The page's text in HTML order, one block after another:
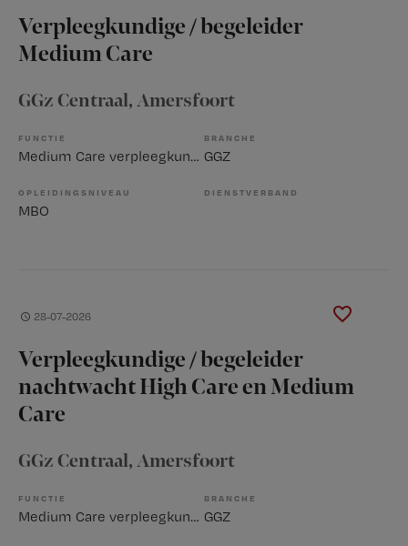
Verpleegkundige / begeleider
Medium Care
GGz Centraal, Amersfoort
FUNCTIE
Medium Care verpleegkundige
BRANCHE
GGZ
OPLEIDINGSNIVEAU
MBO
DIENSTVERBAND
28-07-2026
Verpleegkundige / begeleider
nachtwacht High Care en Medium
Care
GGz Centraal, Amersfoort
FUNCTIE
Medium Care verpleegkundige
BRANCHE
GGZ